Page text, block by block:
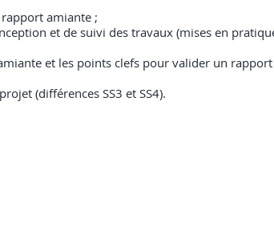
amiante ;
et de suivi des travaux (mises en
et les points clefs pour valider un rapport
(différences SS3 et SS4).